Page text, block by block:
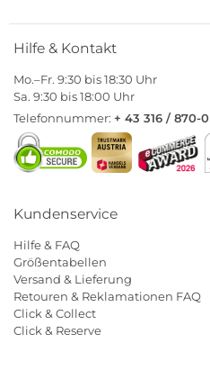
Hilfe & Kontakt
Mo.–Fr. 9:30 bis 18:30 Uhr
Sa. 9:30 bis 18:00 Uhr
Telefonnummer: + 43 316 / 870-0
Kundenservice
Hilfe & FAQ
Größentabellen
Versand & Lieferung
Retouren & Reklamationen FAQ
Click & Collect
Click & Reserve